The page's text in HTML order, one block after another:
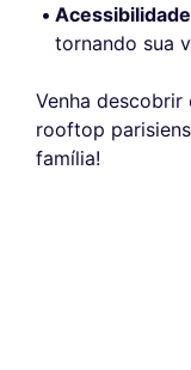
Acessibilidade
tornando sua
Venha
rooftop
família!